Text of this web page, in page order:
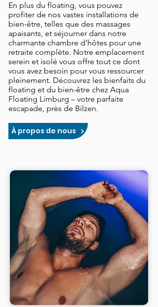
En plus du floating, vous pouvez
profiter de nos vastes installations de
bien-être, telles que des massages
apaisants, et séjourner dans notre
charmante chambre d'hôtes pour une
retraite complète. Notre emplacement
serein et isolé vous offre tout ce dont
vous avez besoin pour vous ressourcer
pleinement. Découvrez les bienfaits du
floating et du bien-être chez Aqua
Floating Limburg – votre parfaite
escapade, près de Bilzen.
À propos de nous